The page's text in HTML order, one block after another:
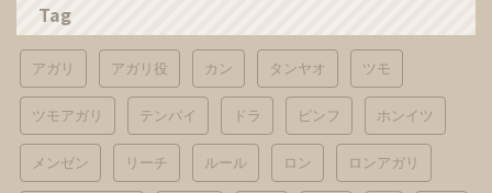
Tag
アガリ アガリ役 カン タンヤオ ツモ
ツモアガリ テンパイ ドラ ピンフ ホンイツ
メンゼン リーチ ルール ロン ロンアガリ